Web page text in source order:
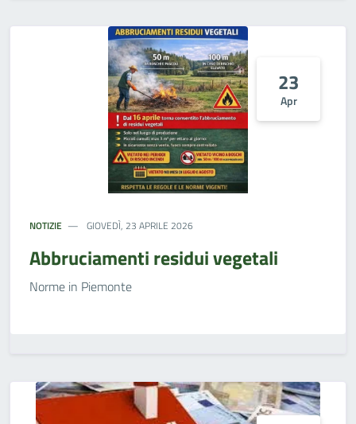
23
Apr
NOTIZIE GIOVEDÌ, 23 APRILE 2026
Abbruciamenti residui vegetali
Norme in Piemonte